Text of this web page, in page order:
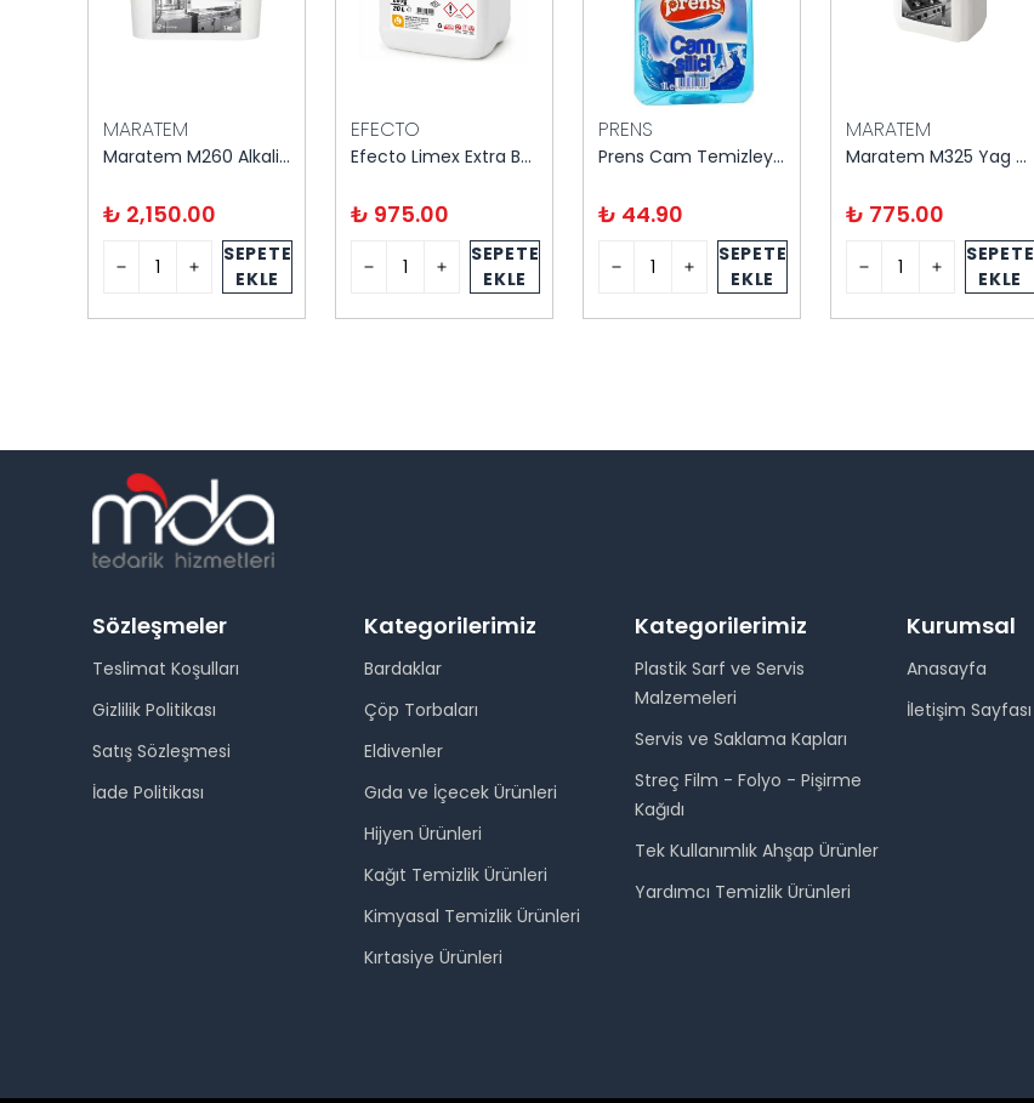
MARATEM
Maratem M260 Alkali Yağ Temizlik Ürünü Toz 5 kg
₺ 2,150.00
SEPETE
EKLE
EFECTO
Efecto Limex Extra Banyo Fayans Temz. 20 kg
₺ 975.00
SEPETE
EKLE
PRENS
Prens Cam Temizleyici 1000 ml
₺ 44.90
SEPETE
EKLE
MARATEM
Maratem M325 Yag Cozucu 5 Litre
₺ 775.00
SEPETE
EKLE
Sözleşmeler
Teslimat Koşulları
Gizlilik Politikası
Satış Sözleşmesi
İade Politikası
Kategorilerimiz
Bardaklar
Çöp Torbaları
Eldivenler
Gıda ve İçecek Ürünleri
Hijyen Ürünleri
Kağıt Temizlik Ürünleri
Kimyasal Temizlik Ürünleri
Kırtasiye Ürünleri
Kategorilerimiz
Plastik Sarf ve Servis
Malzemeleri
Servis ve Saklama Kapları
Streç Film - Folyo - Pişirme
Kağıdı
Tek Kullanımlık Ahşap Ürünler
Yardımcı Temizlik Ürünleri
Kurumsal
Anasayfa
İletişim Sayfası